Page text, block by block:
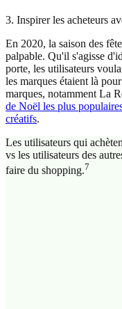
3. Inspirer les acheteurs
En 2020, la saison des
palpable. Qu'il s'agisse
porte, les utilisateurs
les marques étaient là
marques, notamment La
de Noël les plus
créatifs.
Les utilisateurs qui
vs les utilisateurs des
faire du shopping.7